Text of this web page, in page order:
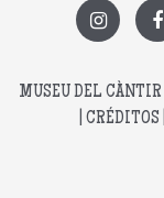
MUSEU DEL CÀNTIR
CRÉDITOS